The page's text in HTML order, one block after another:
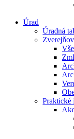
Úrad
Úradná
Praktické